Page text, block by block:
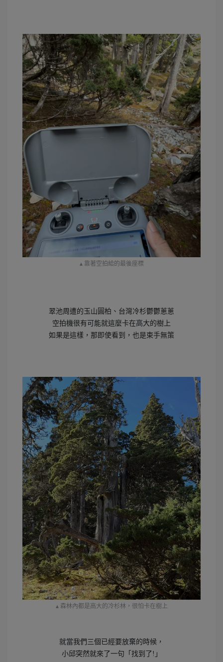
▴ 靠著空拍給的最後座標
翠池周遭的玉山圓柏、台灣冷杉鬱鬱蔥蔥
空拍機很有可能就這麼卡在高大的樹上
如果是這樣，那即使看到，也是束手無策
▴ 森林內都是高大的冷杉林，很怕卡在樹上
就當我們三個已經要放棄的時候，
小邱突然就來了一句「找到了!」